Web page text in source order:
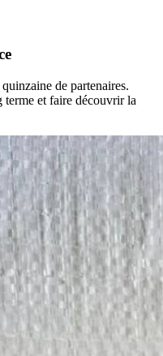
de partenaires.
et faire découvrir la